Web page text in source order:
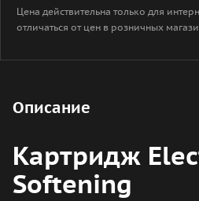
Цена действительна только для
отличаться от цен в розничных
Описание
Картридж
Softening